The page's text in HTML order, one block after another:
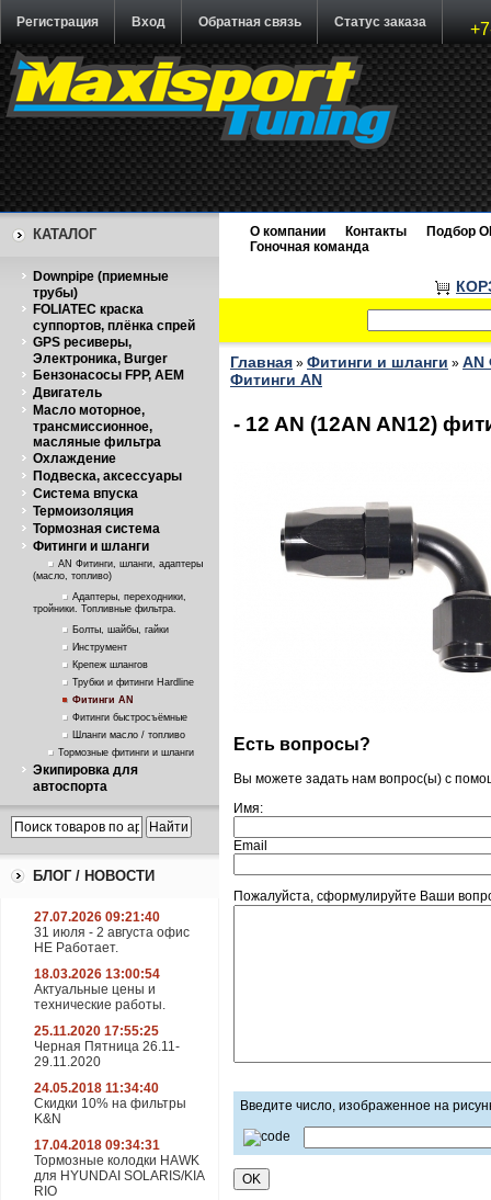
Регистрация Вход Обратная связь Статус заказа
КАТАЛОГ
Downpipe (приемные
трубы)
FOLIATEC краска
суппортов, плёнка спрей
GPS ресиверы,
Электроника, Burger
Бензонасосы FPP, AEM
Двигатель
Масло моторное,
трансмиссионное,
масляные фильтра
Охлаждение
Подвеска, аксессуары
Система впуска
Термоизоляция
Тормозная система
Фитинги и шланги
AN Фитинги, шланги, адаптеры
(масло, топливо)
Адаптеры, переходники,
тройники. Топливные фильтра.
Болты, шайбы, гайки
Инструмент
Крепеж шлангов
Трубки и фитинги Hardline
Фитинги AN
Фитинги быстросъёмные
Шланги масло / топливо
Тормозные фитинги и шланги
Экипировка для
автоспорта
БЛОГ / НОВОСТИ
27.07.2026 09:21:40
31 июля - 2 августа офис
НЕ Работает.
18.03.2026 13:00:54
Актуальные цены и
технические работы.
25.11.2020 17:55:25
Черная Пятница 26.11-
29.11.2020
24.05.2018 11:34:40
Скидки 10% на фильтры
K&N
17.04.2018 09:34:31
Тормозные колодки HAWK
для HYUNDAI SOLARIS/KIA
RIO
О компании Контакты
Подбор
Гоночная команда
Главная » Фитинги и шланги » AN
Фитинги AN
- 12 AN (12AN AN12)
Есть вопросы?
Вы можете задать нам вопрос(ы) с
Имя:
Email
Пожалуйста, сформулируйте Ваши
Введите число, изображенное на